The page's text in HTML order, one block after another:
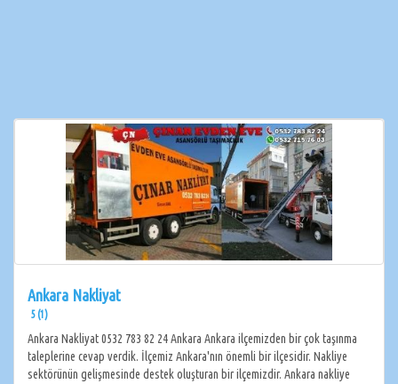
Ankara Nakliyat
5 (1)
Ankara Nakliyat 0532 783 82 24 Ankara Ankara ilçemizden bir çok taşınma
taleplerine cevap verdik. İlçemiz Ankara'nın önemli bir ilçesidir. Nakliye
sektörünün gelişmesinde destek oluşturan bir ilçemizdir. Ankara nakliye